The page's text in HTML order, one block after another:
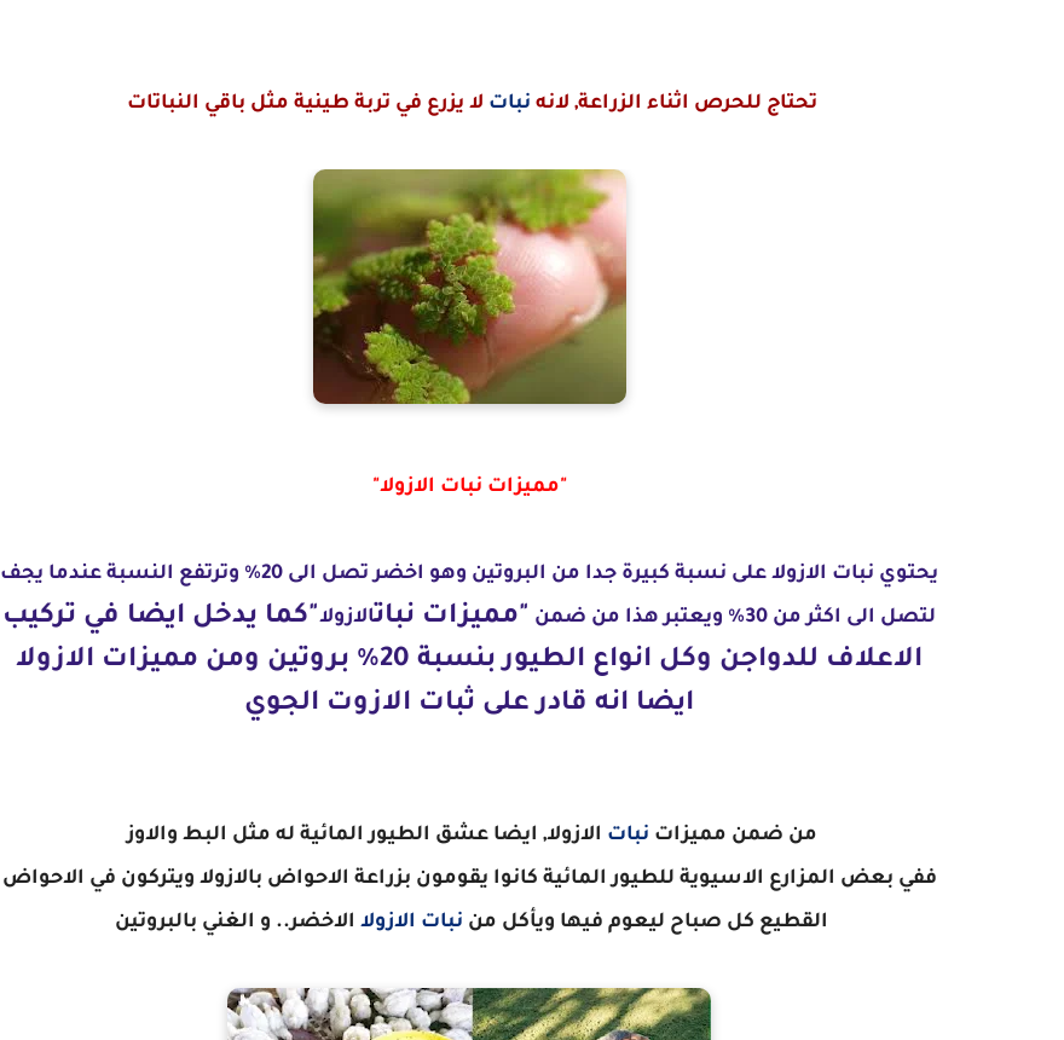
تحتاج للحرص اثناء الزراعة, لانه نبات لا يزرع في تربة طينية مثل باقي النباتات
"مميزات نبات الازولا"
يحتوي نبات الازولا على نسبة كبيرة جدا من البروتين وهو اخضر تصل الى 20% وترتفع النسبة عندما يجف
لتصل الى اكثر من 30% ويعتبر هذا من ضمن
"مميزات نباتالازولا"كما يدخل ايضا في تركيب
الاعلاف للدواجن وكل انواع الطيور بنسبة 20% بروتين ومن مميزات الازولا
ايضا انه قادر على ثبات الازوت الجوي
من ضمن مميزات نبات الازولا, ايضا عشق الطيور المائية له مثل البط والاوز
ففي بعض المزارع الاسيوية للطيور المائية كانوا يقومون بزراعة الاحواض بالازولا ويتركون في الاحواض
القطيع كل صباح ليعوم فيها ويأكل من نبات الازولا الاخضر.. و الغني بالبروتين